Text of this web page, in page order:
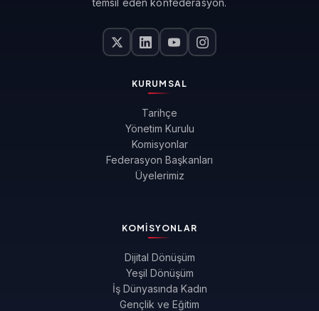
temsil eden konfederasyon.
KURUMSAL
Tarihçe
Yönetim Kurulu
Komisyonlar
Federasyon Başkanları
Üyelerimiz
KOMISYONLAR
Dijital Dönüşüm
Yeşil Dönüşüm
İş Dünyasında Kadın
Gençlik ve Eğitim